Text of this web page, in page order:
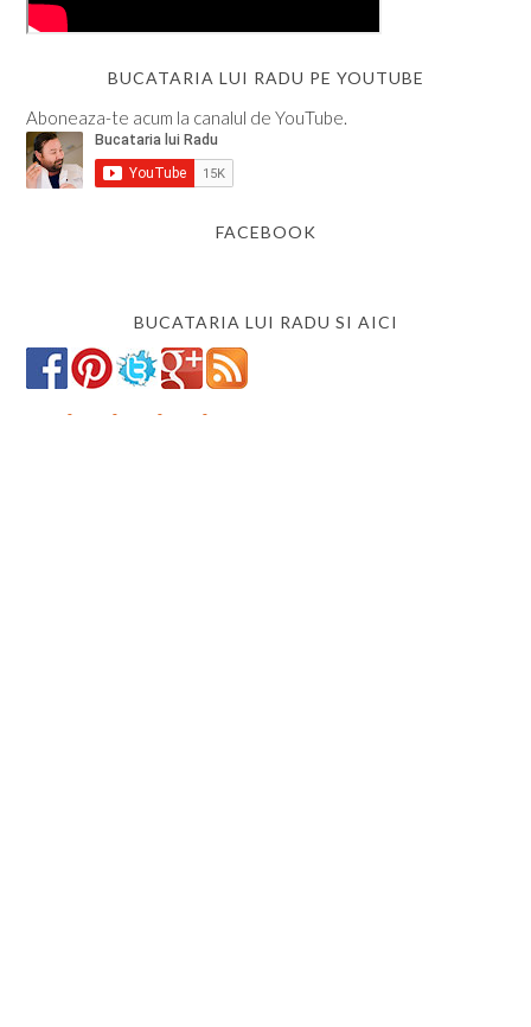
BUCATARIA LUI RADU PE YOUTUBE
Aboneaza-te acum la canalul de YouTube.
FACEBOOK
BUCATARIA LUI RADU SI AICI